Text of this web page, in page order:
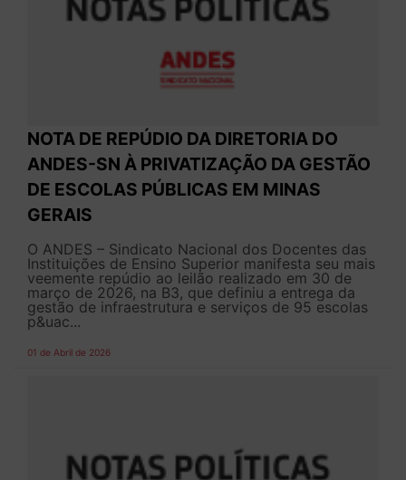
NOTA DE REPÚDIO DA DIRETORIA DO
ANDES-SN À PRIVATIZAÇÃO DA GESTÃO
DE ESCOLAS PÚBLICAS EM MINAS
GERAIS
O ANDES – Sindicato Nacional dos Docentes das
Instituições de Ensino Superior manifesta seu mais
veemente repúdio ao leilão realizado em 30 de
março de 2026, na B3, que definiu a entrega da
gestão de infraestrutura e serviços de 95 escolas
p&uac...
01 de Abril de 2026